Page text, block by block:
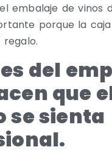
embalaje de vinos
porque la
del
que
se sienta